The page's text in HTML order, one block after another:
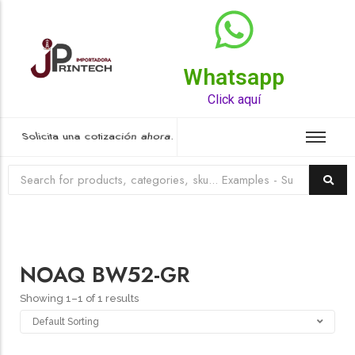
Whatsapp
Click aquí
Solicita una cotización ahora.
Top Rated Product
NOAQ BW52-GR
Showing 1–1 of 1 results